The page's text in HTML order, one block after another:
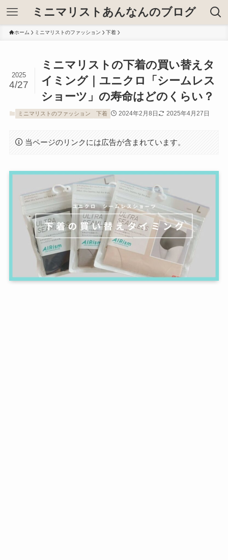
ミニマリストあんなんのブログ
ホーム ミニマリストのファッション 下着
ミニマリストの下着の買い替えタ
イミング｜ユニクロ「シームレス
ショーツ」の寿命はどのくらい？
2025
4/27
ミニマリストのファッション 下着 2024年2月8日 2025年4月27日
当ページのリンクには広告が含まれています。